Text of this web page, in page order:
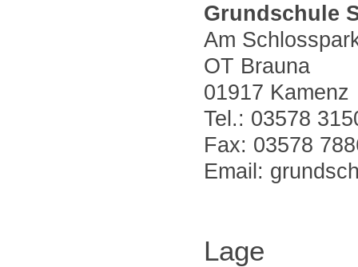
Grundschule
Am
OT Brauna
01917 Kamenz
Tel.: 03578
Fax: 03578
Email:
Lage